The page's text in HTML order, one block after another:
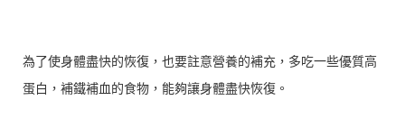
為了使身體盡快的恢復，也要註意營養的補充，多吃一些優質高
蛋白，補鐵補血的食物，能夠讓身體盡快恢復。